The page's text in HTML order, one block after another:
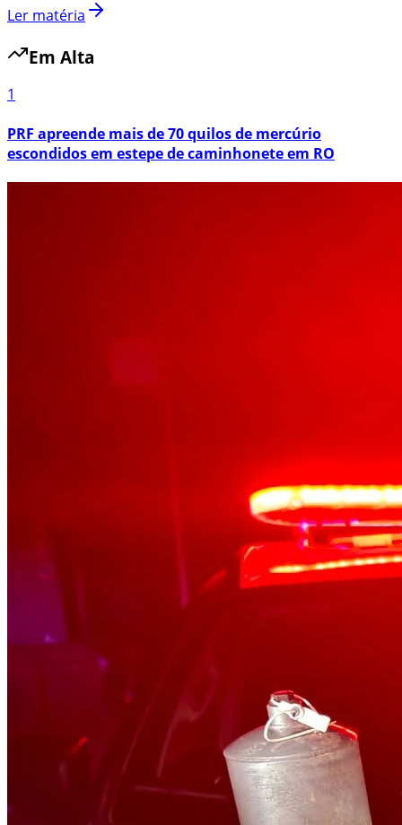
Ler matéria
Em Alta
1
PRF apreende mais de 70 quilos de mercúrio
escondidos em estepe de caminhonete em RO